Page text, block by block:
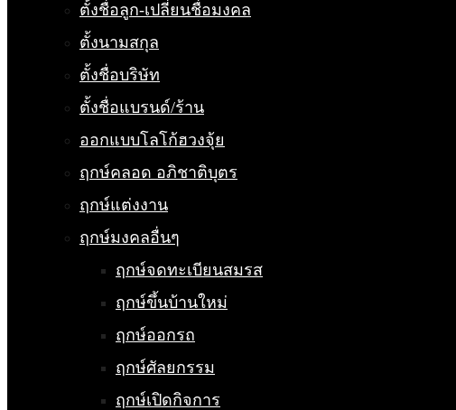
ตั้งชื่อลูก-เปลี่ยนชื่อมงคล
ตั้งนามสกุล
ตั้งชื่อบริษัท
ตั้งชื่อแบรนด์/ร้าน
ออกแบบโลโก้ฮวงจุ้ย
ฤกษ์คลอด อภิชาติบุตร
ฤกษ์แต่งงาน
ฤกษ์มงคลอื่นๆ
ฤกษ์จดทะเบียนสมรส
ฤกษ์ขึ้นบ้านใหม่
ฤกษ์ออกรถ
ฤกษ์ศัลยกรรม
ฤกษ์เปิดกิจการ